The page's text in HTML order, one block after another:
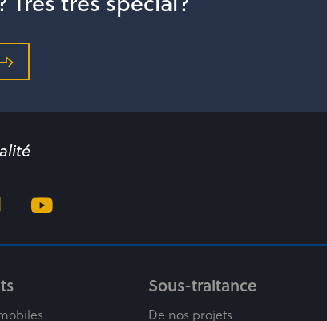
Sous-traitance
De nos projets